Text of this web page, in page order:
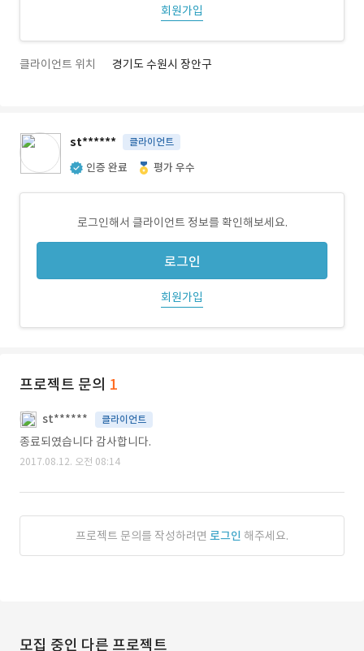
회원가입
클라이언트 위치 경기도 수원시 장안구
st****** 클라이언트
인증 완료 평가 우수
로그인해서 클라이언트 정보를 확인해보세요.
로그인
회원가입
프로젝트 문의 1
st****** 클라이언트
종료되였습니다 감사합니다.
2017.08.12. 오전 08:14
프로젝트 문의를 작성하려면 로그인 해주세요.
모집 중인 다른 프로젝트